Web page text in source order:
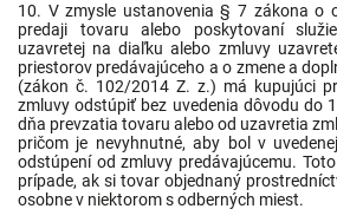
10. V zmysle ustanovenia § 7 zákona o
predaji tovaru alebo poskytovaní
uzavretej na diaľku alebo zmluvy
priestorov predávajúceho a o zmene a
(zákon č. 102/2014 Z. z.) má kupujúci
zmluvy odstúpiť bez uvedenia dôvodu do
dňa prevzatia tovaru alebo od uzavretia
pričom je nevyhnutné, aby bol v
odstúpení od zmluvy predávajúcemu.
prípade, ak si tovar objednaný
osobne v niektorom s odberných miest.